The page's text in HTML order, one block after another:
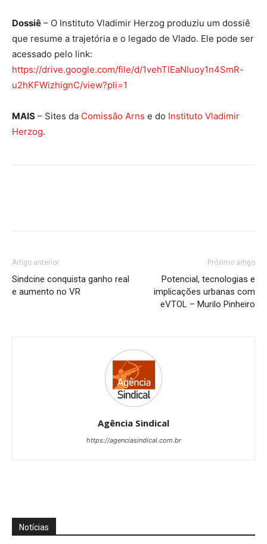
Dossiê – O Instituto Vladimir Herzog produziu um dossiê
que resume a trajetória e o legado de Vlado. Ele pode ser
acessado pelo link:
https://drive.google.com/file/d/1vehTIEaNIuoy1n4SmR-
u2hKFWizhignC/view?pli=1
MAIS – Sites da Comissão Arns e do Instituto Vladimir
Herzog.
Artigo anterior
Sindcine conquista ganho real
e aumento no VR
Próximo artigo
Potencial, tecnologias e
implicações urbanas com
eVTOL – Murilo Pinheiro
Agência Sindical
https://agenciasindical.com.br
Notícias